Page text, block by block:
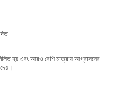
হয় এবং আরও বেশি মাত্রায় আগ্রাসনের